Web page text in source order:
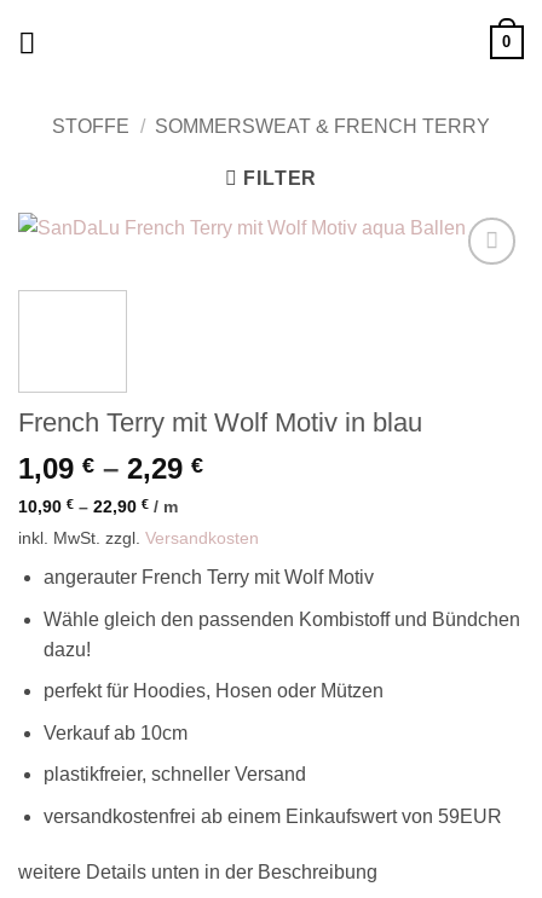
0
STOFFE / SOMMERSWEAT & FRENCH TERRY
FILTER
French Terry mit Wolf Motiv in blau
1,09 € – 2,29 €
10,90 € – 22,90 € / m
inkl. MwSt. zzgl. Versandkosten
angerauter French Terry mit Wolf Motiv
Wähle gleich den passenden Kombistoff und Bündchen
dazu!
perfekt für Hoodies, Hosen oder Mützen
Verkauf ab 10cm
plastikfreier, schneller Versand
versandkostenfrei ab einem Einkaufswert von 59EUR
weitere Details unten in der Beschreibung